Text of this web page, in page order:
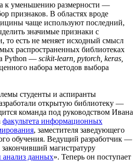
к уменьшению размерности —
признаков. В областях вроде
чаще используют последний,
значимые признаки с
то есть не меняет исходный смысл
распространенных библиотеках
Python — scikit-learn, pytorch, keras,
набора методов выбора
студенты и аспиранты
открытую библиотеку —
команда под руководством Ивана
факультета информационных
, заместителя заведующего
обучения. Ведущий разработчик —
магистратуру
данных». Теперь он поступает